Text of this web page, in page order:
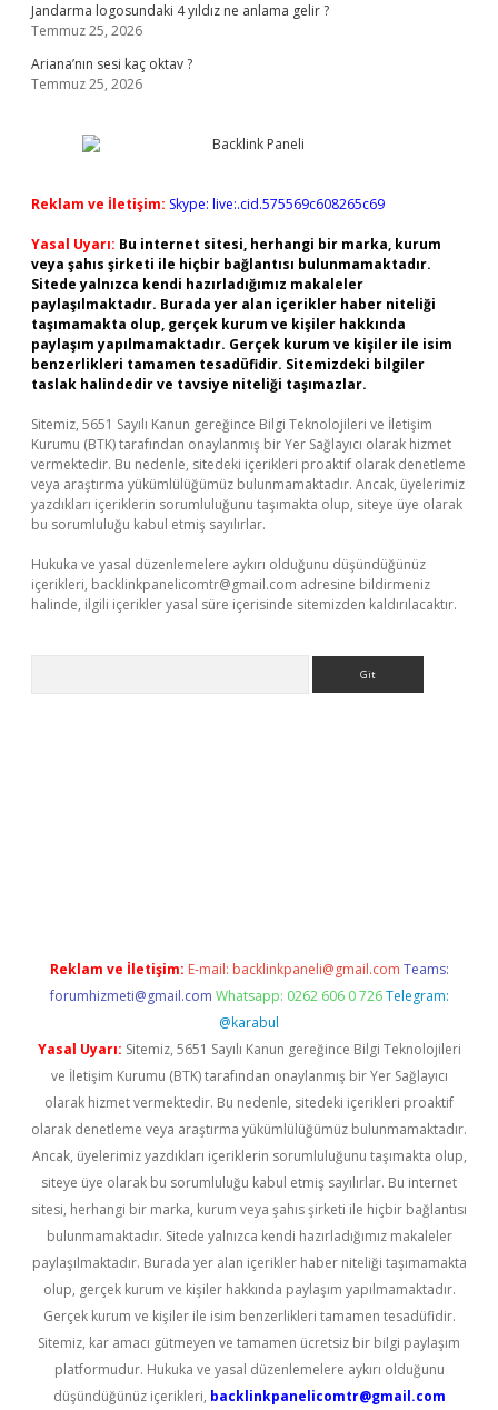
Jandarma logosundaki 4 yıldız ne anlama gelir ?
Temmuz 25, 2026
Ariana’nın sesi kaç oktav ?
Temmuz 25, 2026
Reklam ve İletişim: Skype: live:.cid.575569c608265c69
Yasal Uyarı: Bu internet sitesi, herhangi bir marka, kurum
veya şahıs şirketi ile hiçbir bağlantısı bulunmamaktadır.
Sitede yalnızca kendi hazırladığımız makaleler
paylaşılmaktadır. Burada yer alan içerikler haber niteliği
taşımamakta olup, gerçek kurum ve kişiler hakkında
paylaşım yapılmamaktadır. Gerçek kurum ve kişiler ile isim
benzerlikleri tamamen tesadüfidir. Sitemizdeki bilgiler
taslak halindedir ve tavsiye niteliği taşımazlar.
Sitemiz, 5651 Sayılı Kanun gereğince Bilgi Teknolojileri ve İletişim
Kurumu (BTK) tarafından onaylanmış bir Yer Sağlayıcı olarak hizmet
vermektedir. Bu nedenle, sitedeki içerikleri proaktif olarak denetleme
veya araştırma yükümlülüğümüz bulunmamaktadır. Ancak, üyelerimiz
yazdıkları içeriklerin sorumluluğunu taşımakta olup, siteye üye olarak
bu sorumluluğu kabul etmiş sayılırlar.
Hukuka ve yasal düzenlemelere aykırı olduğunu düşündüğünüz
içerikleri, backlinkpanelicomtr@gmail.com adresine bildirmeniz
halinde, ilgili içerikler yasal süre içerisinde sitemizden kaldırılacaktır.
Reklam ve İletişim: E-mail: backlinkpaneli@gmail.com Teams:
forumhizmeti@gmail.com Whatsapp: 0262 606 0 726 Telegram:
@karabul
Yasal Uyarı: Sitemiz, 5651 Sayılı Kanun gereğince Bilgi Teknolojileri
ve İletişim Kurumu (BTK) tarafından onaylanmış bir Yer Sağlayıcı
olarak hizmet vermektedir. Bu nedenle, sitedeki içerikleri proaktif
olarak denetleme veya araştırma yükümlülüğümüz bulunmamaktadır.
Ancak, üyelerimiz yazdıkları içeriklerin sorumluluğunu taşımakta olup,
siteye üye olarak bu sorumluluğu kabul etmiş sayılırlar. Bu internet
sitesi, herhangi bir marka, kurum veya şahıs şirketi ile hiçbir bağlantısı
bulunmamaktadır. Sitede yalnızca kendi hazırladığımız makaleler
paylaşılmaktadır. Burada yer alan içerikler haber niteliği taşımamakta
olup, gerçek kurum ve kişiler hakkında paylaşım yapılmamaktadır.
Gerçek kurum ve kişiler ile isim benzerlikleri tamamen tesadüfidir.
Sitemiz, kar amacı gütmeyen ve tamamen ücretsiz bir bilgi paylaşım
platformudur. Hukuka ve yasal düzenlemelere aykırı olduğunu
düşündüğünüz içerikleri, backlinkpanelicomtr@gmail.com